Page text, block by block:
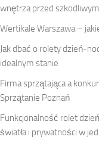
wnętrza przed szkodliwym
Wertikale Warszawa –
Jak dbać o rolety dzień-
idealnym stanie
Firma sprzątająca a
Sprzątanie Poznań
Funkcjonalność rolet
światła i prywatności w